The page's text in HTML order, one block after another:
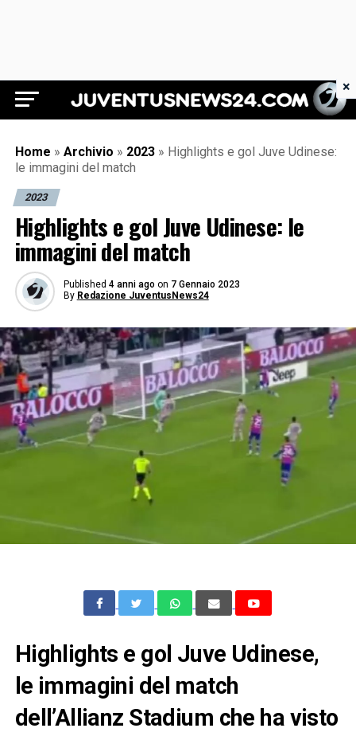
Juventus News 24
Home » Archivio » 2023 » Highlights e gol Juve Udinese:
le immagini del match
2023
Highlights e gol Juve Udinese: le
immagini del match
Published 4 anni ago on 7 Gennaio 2023
By Redazione JuventusNews24
Highlights e gol Juve Udinese,
le immagini del match
dell’Allianz Stadium che ha visto
×